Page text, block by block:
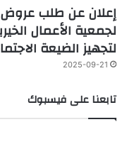
لجمعية الأعمال
لتجهيز الضيعة
2025-09-21
تابعنا على فيسبوك